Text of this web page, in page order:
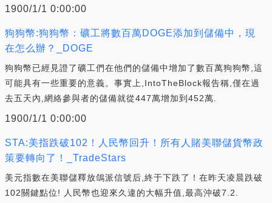
1900/1/1 0:00:00
狗狗幣:狗狗幣：礦工將數百萬DOGE添加到儲備中，現
在怎么辦？_DOGE
狗狗幣已經見證了礦工們在他們的儲備中增加了數百萬狗狗幣,這
可能具有一些重要的意義。事實上,IntoTheBlock報告稱,僅在過
去五天內,網絡參與者的儲備就從447萬增加到452萬.
1900/1/1 0:00:00
STA:美指跌破102！人民幣回升！所有人賭美聯儲貨幣政
策要轉向了！_TradeStars
美元指數在美聯儲釋放鴿派信號后,終于下跌了！在昨天凌晨跌破
102關鍵點位! 人民幣也迎來久違的大幅升值,最高沖破7.2.